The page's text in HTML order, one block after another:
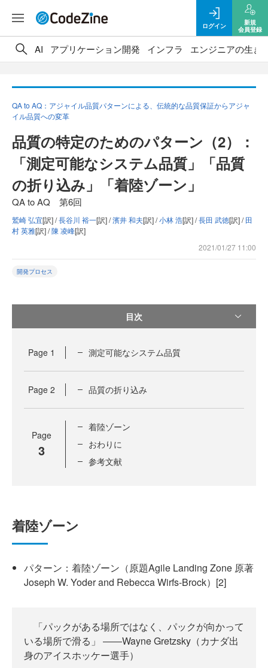
ログイン
新規
会員登録
AI アプリケーション開発 インフラ エンジニアの生き
QA to AQ：アジャイル品質パターンによる、伝統的な品質保証からアジャ
イル品質への変革
品質の特定のためのパターン（2）：
「測定可能なシステム品質」「品質
の折り込み」「着陸ゾーン」
QA to AQ 第6回
鷲崎 弘宜[訳] /長谷川 裕一[訳] /濱井 和夫[訳] /小林 浩[訳] /長田 武徳[訳] /田
村 英雅[訳] /陳 凌峰[訳]
2021/01/27 11:00
開発プロセス
目次
Page 1 測定可能なシステム品質
Page 2 品質の折り込み
Page
3
着陸ゾーン
おわりに
参考文献
着陸ゾーン
パターン：着陸ゾーン（原題Agile Landing Zone 原著
Joseph W. Yoder and Rebecca Wirfs-Brock）[2]
「パックがある場所ではなく、パックが向かって
いる場所で滑る」 ――Wayne Gretzsky（カナダ出
身のアイスホッケー選手）